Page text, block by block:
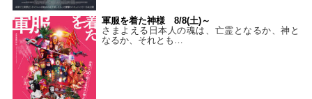
軍服を着た神様 8/8(土)～
さまよえる日本人の魂は、亡霊となるか、神と
なるか、それとも…